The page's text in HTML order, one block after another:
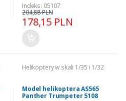
Indeks: 05107
178,15 PLN
204,88 PLN
Helikoptery w skali 1/35 i 1/32
Model helikoptera AS565
Panther Trumpeter 5108